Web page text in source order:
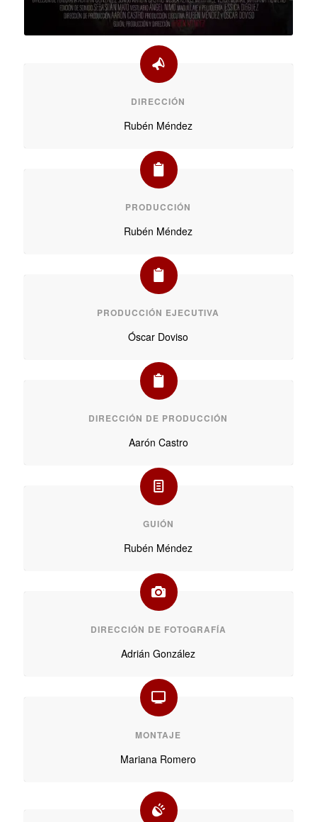
DIRECCIÓN
Rubén Méndez
PRODUCCIÓN
Rubén Méndez
PRODUCCIÓN EJECUTIVA
Óscar Doviso
DIRECCIÓN DE PRODUCCIÓN
Aarón Castro
GUIÓN
Rubén Méndez
DIRECCIÓN DE FOTOGRAFÍA
Adrián González
MONTAJE
Mariana Romero